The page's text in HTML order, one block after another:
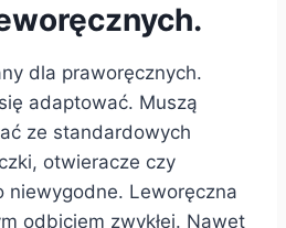
dla praworęcznych.
adaptować. Muszą
ze standardowych
otwieracze czy
niewygodne. Leworęczna
odbiciem zwykłej. Nawet